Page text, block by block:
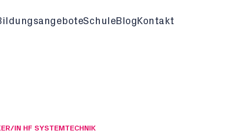
Schule Blog Kontakt
IN HF SYSTEMTECHNIK